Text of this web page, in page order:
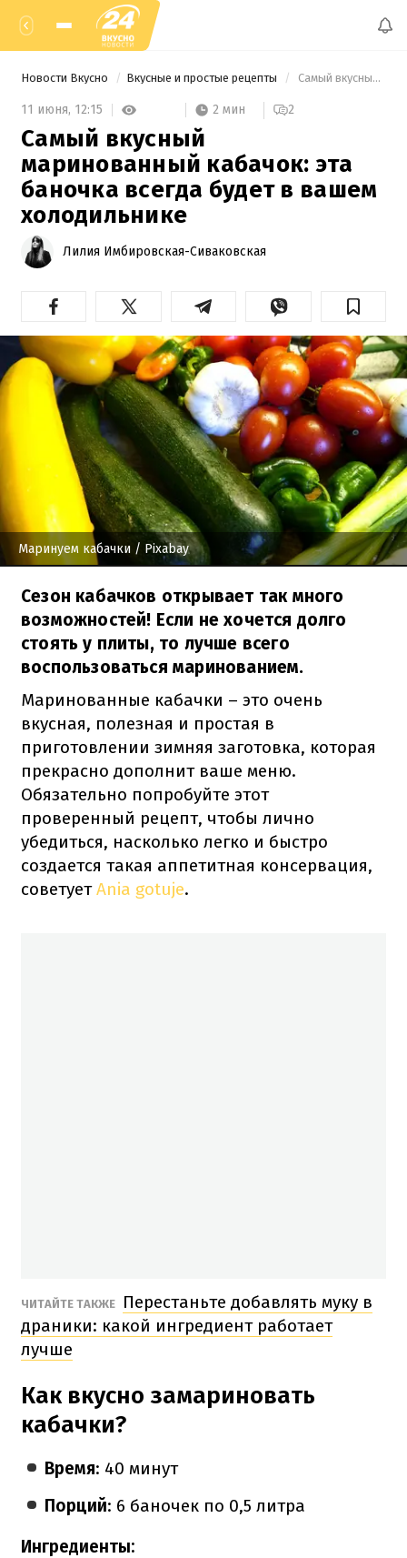
Новости Вкусно Вкусные и простые рецепты Самый вкусный маринованный кабачок: эта баночка всегда будет в вашем холодильнике
11 июня, 12:15 2 мин 2
Самый вкусный
маринованный кабачок: эта
баночка всегда будет в вашем
холодильнике
Лилия Имбировская-Сиваковская
Маринуем кабачки / Pixabay
Сезон кабачков открывает так много
возможностей! Если не хочется долго
стоять у плиты, то лучше всего
воспользоваться маринованием.
Маринованные кабачки – это очень
вкусная, полезная и простая в
приготовлении зимняя заготовка, которая
прекрасно дополнит ваше меню.
Обязательно попробуйте этот
проверенный рецепт, чтобы лично
убедиться, насколько легко и быстро
создается такая аппетитная консервация,
советуетAnia gotuje.
ЧИТАЙТЕ ТАКЖЕ
Перестаньте добавлять муку в
драники: какой ингредиент работает
лучше
Как вкусно замариновать
кабачки?
Время: 40 минут
Порций: 6 баночек по 0,5 литра
Ингредиенты: